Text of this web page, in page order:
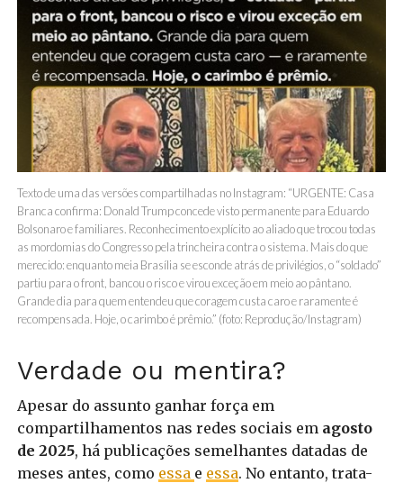
Texto de uma das versões compartilhadas no Instagram: “URGENTE: Casa
Branca confirma: Donald Trump concede visto permanente para Eduardo
Bolsonaro e familiares. Reconhecimento explícito ao aliado que trocou todas
as mordomias do Congresso pela trincheira contra o sistema. Mais do que
merecido: enquanto meia Brasília se esconde atrás de privilégios, o “soldado”
partiu para o front, bancou o risco e virou exceção em meio ao pântano.
Grande dia para quem entendeu que coragem custa caro e raramente é
recompensada. Hoje, o carimbo é prêmio.” (foto: Reprodução/Instagram)
Verdade ou mentira?
Apesar do assunto ganhar força em
compartilhamentos nas redes sociais em agosto
de 2025, há publicações semelhantes datadas de
meses antes, como essa e essa. No entanto, trata-